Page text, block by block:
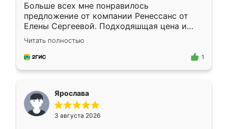
Больше всех мне понравилось
предложение от компании Ренессанс от
Елены Сергеевой. Подходяшщая цена и
короткие сроки изготовления. Приехавший
для замера сотрудник Владислав
предложил по моему эскизу самый
Читать полностью
1
Ярослава
3 августа 2026